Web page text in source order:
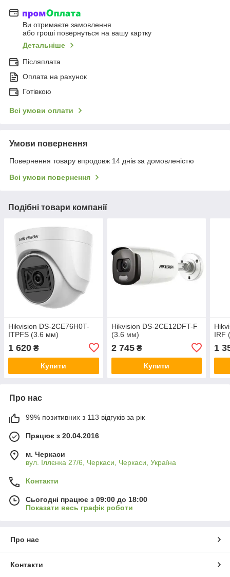
Ви отримаєте замовлення
або гроші повернуться на вашу картку
Детальніше
Післяплата
Оплата на рахунок
Готівкою
Всі умови оплати
Умови повернення
Повернення товару впродовж 14 днів за домовленістю
Всі умови повернення
Подібні товари компанії
Hikvision DS-2CE76H0T-
ITPFS (3.6 мм)
1 620 ₴
Купити
Hikvision DS-2CE12DFT-F
(3.6 мм)
2 745₴
Купити
IRF
1
Про нас
99% позитивних з 113 відгуків за рік
Працює з 20.04.2016
м. Черкаси
вул. Іллєнка 27/6, Черкаси, Черкаси, Україна
Контакти
Сьогодні працює з 09:00 до 18:00
Показати весь графік роботи
Про нас
Контакти